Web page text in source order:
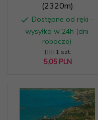
(2320m)
Dostępne od ręki –
wysyłka w 24h (dni
robocze)
1 szt.
5,05 PLN